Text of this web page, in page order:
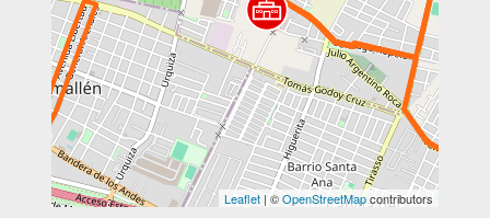
Leaflet | ©OpenStreetMapcontributors